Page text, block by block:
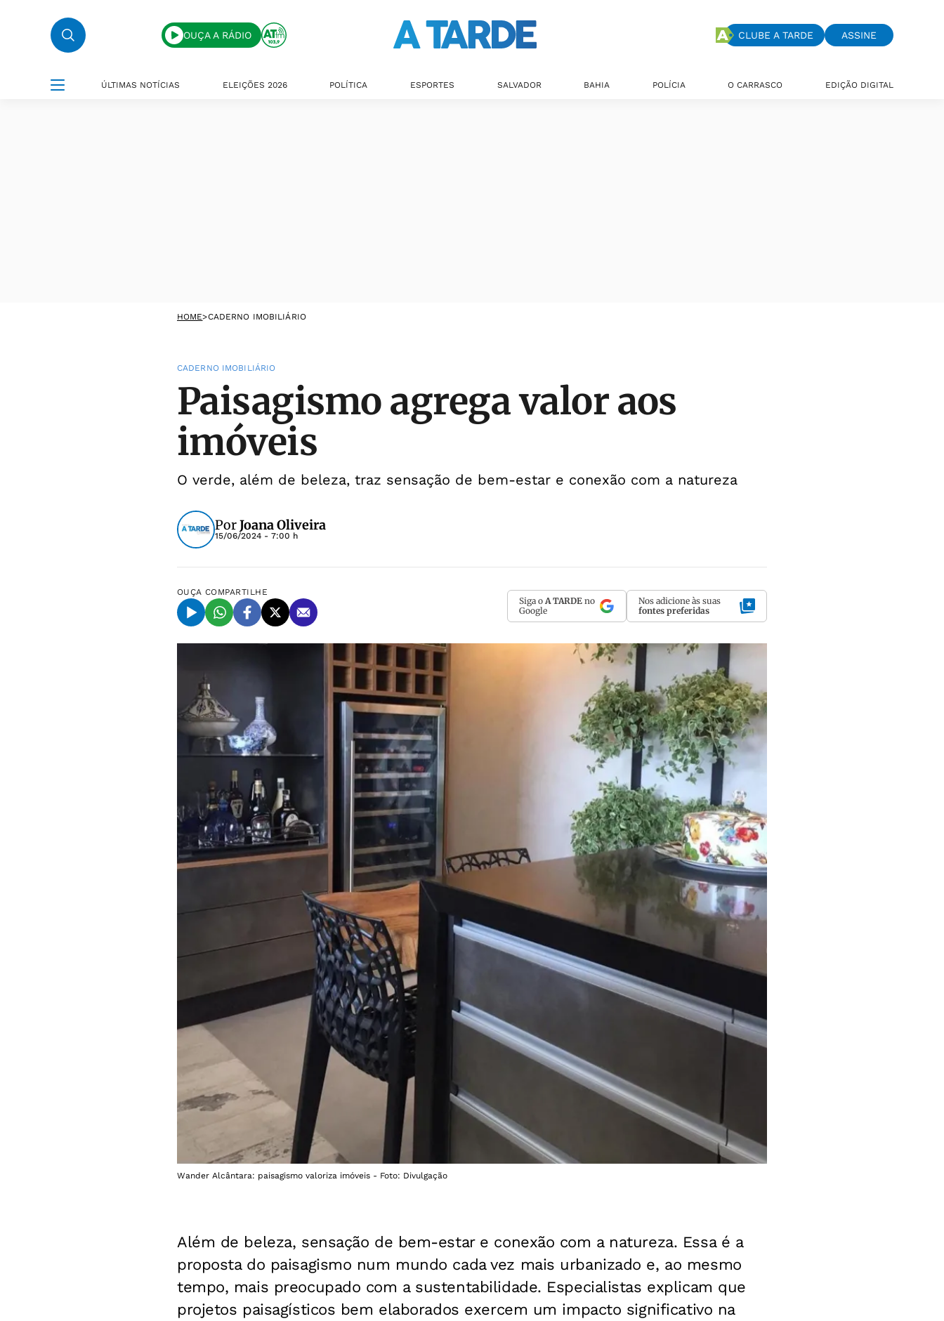
OUÇA A RÁDIO CLUBE A TARDE ASSINE
ÚLTIMAS NOTÍCIAS ELEIÇÕES 2026 POLÍTICA ESPORTES SALVADOR BAHIA POLÍCIA O CARRASCO EDIÇÃO DIGITAL
HOME>CADERNO IMOBILIÁRIO
CADERNO IMOBILIÁRIO
Paisagismo agrega valor aos
imóveis
O verde, além de beleza, traz sensação de bem-estar e conexão com a natureza
PorJoana Oliveira
15/06/2024 - 7:00 h
OUÇA COMPARTILHE
Siga o A TARDE no
Google
Nos adicione às suas
fontes preferidas
Wander Alcântara: paisagismo valoriza imóveis - Foto: Divulgação
Além de beleza, sensação de bem-estar e conexão com a natureza. Essa é a
proposta do paisagismo num mundo cada vez mais urbanizado e, ao mesmo
tempo, mais preocupado com a sustentabilidade. Especialistas explicam que
projetos paisagísticos bem elaborados exercem um impacto significativo na